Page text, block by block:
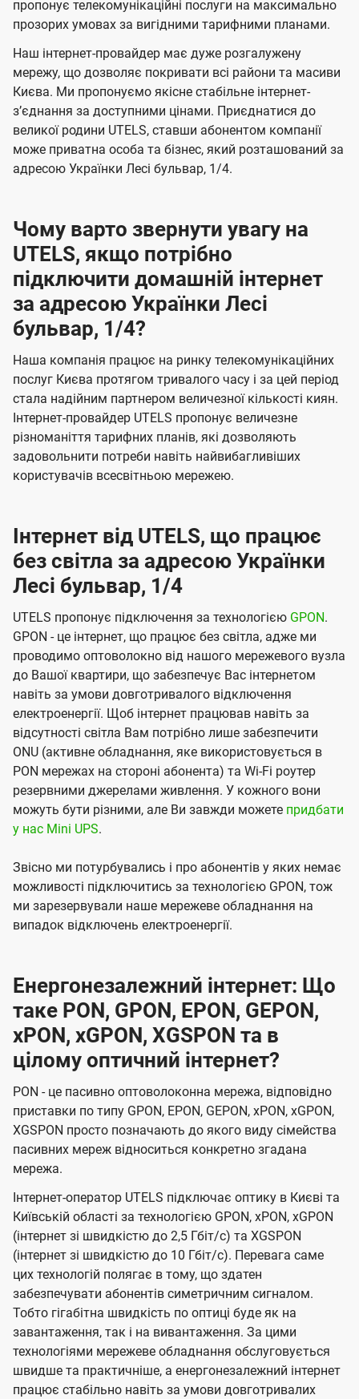
ї
U
t
e
l
s
а
ч
е
н
н
я
а
ч
е
н
н
я
пропонує телекомунікаційні послуги на максимально
прозорих умовах за вигідними тарифними планами.
Наш інтернет-провайдер має дуже розгалужену
мережу, що дозволяє покривати всі райони та масиви
Києва. Ми пропонуємо якісне стабільне інтернет-
зʼєднання за доступними цінами. Приєднатися до
великої родини UTELS, ставши абонентом компанії
може приватна особа та бізнес, який розташований за
адресою Українки Лесі бульвар, 1/4.
Чому варто звернути увагу на
UTELS, якщо потрібно
підключити домашній інтернет
за адресою Українки Лесі
бульвар, 1/4?
Наша компанія працює на ринку телекомунікаційних
послуг Києва протягом тривалого часу і за цей період
стала надійним партнером величезної кількості киян.
Інтернет-провайдер UTELS пропонує величезне
різноманіття тарифних планів, які дозволяють
задовольнити потреби навіть найвибагливіших
користувачів всесвітньою мережею.
Інтернет від UTELS, що працює
без світла за адресою Українки
Лесі бульвар, 1/4
UTELS пропонує підключення за технологією GPON.
GPON - це інтернет, що працює без світла, адже ми
проводимо оптоволокно від нашого мережевого вузла
до Вашої квартири, що забезпечує Вас інтернетом
навіть за умови довготривалого відключення
електроенергії. Щоб інтернет працював навіть за
відсутності світла Вам потрібно лише забезпечити
ONU (активне обладнання, яке використовується в
PON мережах на стороні абонента) та Wi-Fi роутер
резервними джерелами живлення. У кожного вони
можуть бути різними, але Ви завжди можете придбати
у нас Mini UPS.
Звісно ми потурбувались і про абонентів у яких немає
можливості підключитись за технологією GPON, тож
ми зарезервували наше мережеве обладнання на
випадок відключень електроенергії.
Енергонезалежний інтернет: Що
таке PON, GPON, EPON, GEPON,
xPON, xGPON, XGSPON та в
цілому оптичний інтернет?
PON - це пасивно оптоволоконна мережа, відповідно
приставки по типу GPON, EPON, GEPON, xPON, xGPON,
XGSPON просто позначають до якого виду сімейства
пасивних мереж відноситься конкретно згадана
мережа.
Інтернет-оператор UTELS підключає оптику в Києві та
Київській області за технологією GPON, xPON, xGPON
(інтернет зі швидкістю до 2,5 Гбіт/с) та XGSPON
(інтернет зі швидкістю до 10 Гбіт/с). Перевага саме
цих технологій полягає в тому, що здатен
забезпечувати абонентів симетричним сигналом.
Тобто гігабітна швидкість по оптиці буде як на
завантаження, так і на вивантаження. За цими
технологіями мережеве обладнання обслуговується
швидше та практичніше, а енергонезалежний інтернет
працює стабільно навіть за умови довготривалих